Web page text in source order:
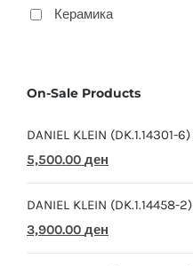
Керамика
On-Sale Products
DANIEL KLEIN (DK.1.14301-6)
Original
was:
10,390.00 ден.
5,500.00 ден
is:
5,500.00 ден.
DANIEL KLEIN (DK.1.14458-2)
Original
3,900.00 ден